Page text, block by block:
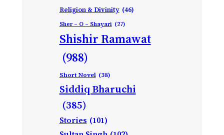
Religion & Divinity (46)
Sher – O – Shayari (27)
Shishir Ramawat
(988)
Short Novel (38)
Siddiq Bharuchi
(385)
Stories (101)